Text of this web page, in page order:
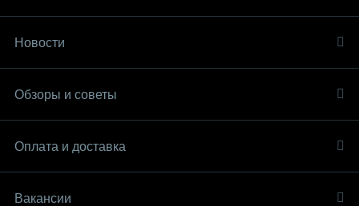
Новости
Обзоры и советы
Оплата и доставка
Вакансии